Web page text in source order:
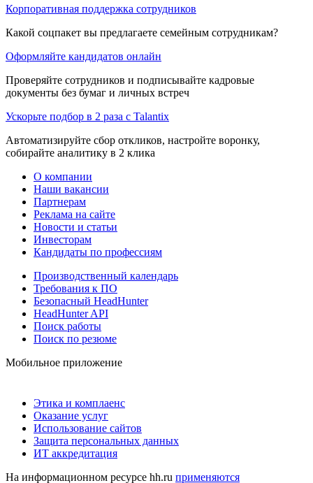
Корпоративная поддержка сотрудников
Какой соцпакет вы предлагаете семейным сотрудникам?
Оформляйте кандидатов онлайн
Проверяйте сотрудников и подписывайте кадровые
документы без бумаг и личных встреч
Ускорьте подбор в 2 раза с Talantix
Автоматизируйте сбор откликов, настройте воронку,
собирайте аналитику в 2 клика
О компании
Наши вакансии
Партнерам
Реклама на сайте
Новости и статьи
Инвесторам
Кандидаты по профессиям
Производственный календарь
Требования к ПО
Безопасный HeadHunter
HeadHunter API
Поиск работы
Поиск по резюме
Мобильное приложение
Этика и комплаенс
Оказание услуг
Использование сайтов
Защита персональных данных
ИТ аккредитация
На информационном ресурсе hh.ru применяются